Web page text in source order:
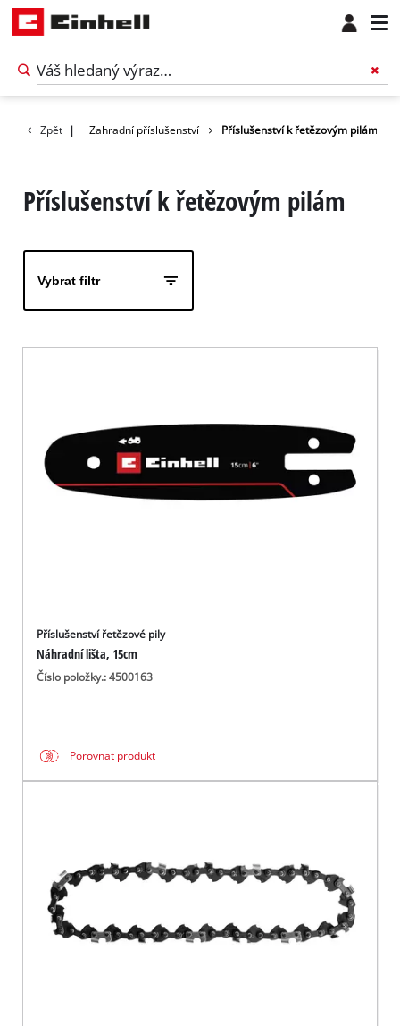
Deutsch
Zpět |
Příslušenství Zahradní příslušenství Příslušenství k řetězovým pilám
Příslušenství k řetězovým pilám
Vybrat filtr
Příslušenství řetězové pily
Náhradní lišta, 15cm
Číslo položky.: 4500163
Porovnat produkt